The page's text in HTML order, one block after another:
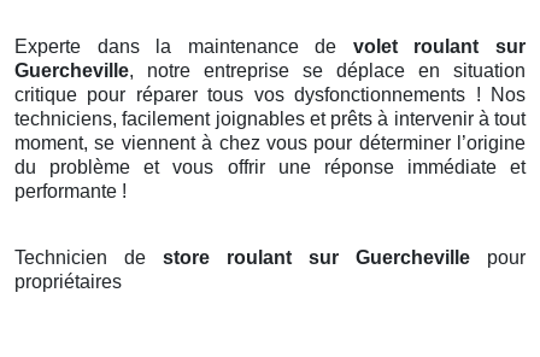
Experte dans la maintenance de volet roulant sur
Guercheville, notre entreprise se déplace en situation
critique pour réparer tous vos dysfonctionnements ! Nos
techniciens, facilement joignables et prêts à intervenir à tout
moment, se viennent à chez vous pour déterminer l’origine
du problème et vous offrir une réponse immédiate et
performante !
Technicien de store roulant sur Guercheville pour
propriétaires